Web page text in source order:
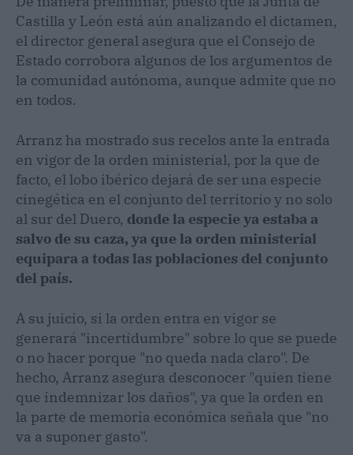
Castilla y León está aún analizando el dictamen,
el director general asegura que el Consejo de
Estado corrobora algunos de los argumentos de
la comunidad autónoma, aunque admite que no
en todos.
Arranz ha mostrado sus recelos ante la entrada
en vigor de la orden ministerial, por la que de
facto, el lobo ibérico dejará de ser una especie
cinegética en el conjunto del territorio y no solo
al sur del Duero, donde la especie ya estaba a
salvo de su caza, ya que la orden ministerial
equipara a todas las poblaciones del conjunto
del país.
A su juicio, si la orden entra en vigor se
generará "incertidumbre" sobre lo que se puede
o no hacer porque "no queda nada claro". De
hecho, Arranz asegura desconocer "quien tiene
que indemnizar los daños", ya que la orden en
la parte de memoria económica señala que "no
va a suponer gasto".